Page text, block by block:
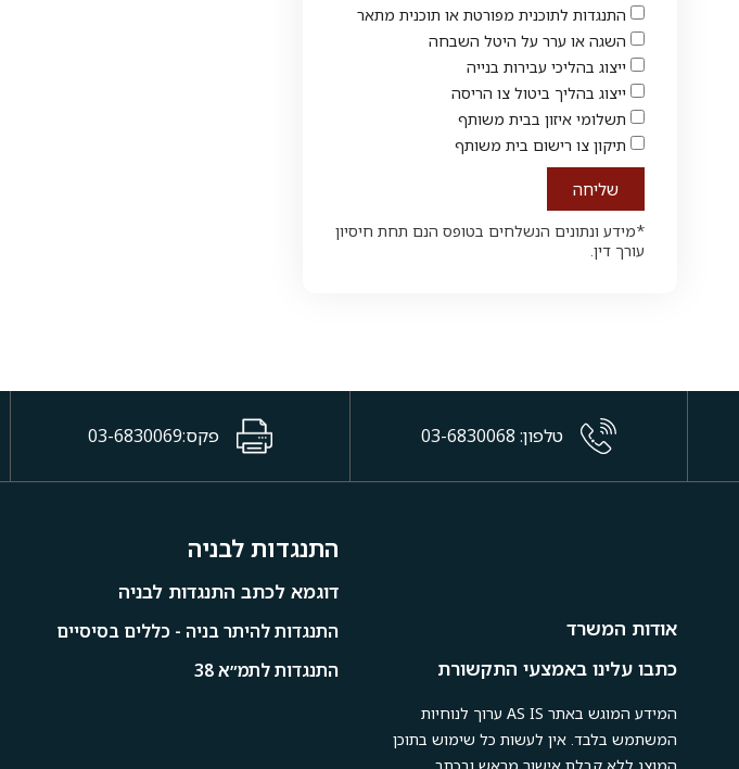
התנגדות לתוכנית מפורטת או תוכנית מתאר
השגה או ערר על היטל השבחה
ייצוג בהליכי עבירות בנייה
ייצוג בהליך ביטול צו הריסה
תשלומי איזון בבית משותף
תיקון צו רישום בית משותף
שליחה
*מידע ונתונים הנשלחים בטופס הנם תחת חיסיון
עורך דין.
טלפון: 03-6830068 פקס:03-6830069
אודות המשרד
כתבו עלינו באמצעי התקשורת
המידע המוגש באתר AS IS ערוך לנוחיות
המשתמש בלבד. אין לעשות כל שימוש בתוכן
התנגדות לבניה
דוגמא לכתב התנגדות לבניה
התנגדות להיתר בניה - כללים בסיסיים
התנגדות לתמ״א 38